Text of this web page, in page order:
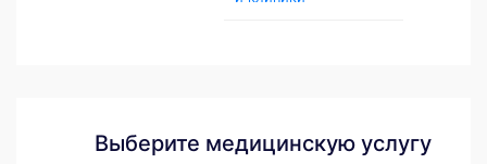
Выберите медицинскую услугу